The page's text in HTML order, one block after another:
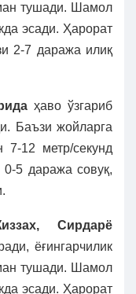
тушади. Шамол
эсади. Ҳарорат
2-7 даража илиқ
ҳаво ўзгариб
Баъзи жойларга
12 метр/секунд
0-5 даража совуқ,
Сирдарё
ёғингарчилик
тушади. Шамол
эсади. Ҳарорат